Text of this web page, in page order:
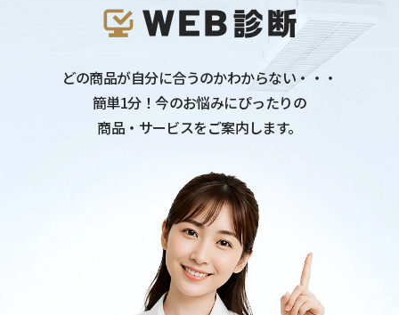
どの商品が自分に合うのかわからない・・・
簡単1分！今のお悩みにぴったりの
商品・サービスをご案内します。